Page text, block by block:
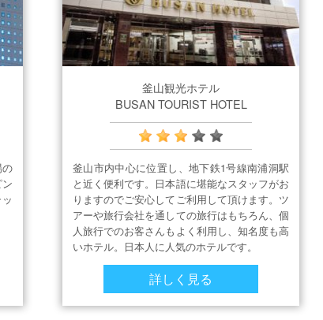
釜山観光ホテル
BUSAN TOURIST HOTEL
釜山市内中心に位置し、地下鉄1号線南浦洞駅
と近く便利です。日本語に堪能なスタッフがお
りますのでご安心してご利用して頂けます。ツ
アーや旅行会社を通しての旅行はもちろん、個
人旅行でのお客さんもよく利用し、知名度も高
いホテル。日本人に人気のホテルです。
詳しく見る